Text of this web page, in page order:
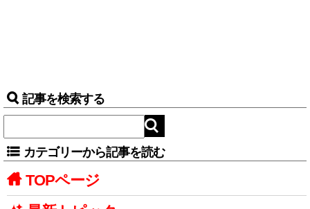
記事を検索する
カテゴリーから記事を読む
TOPページ